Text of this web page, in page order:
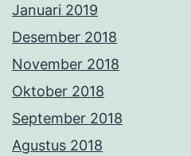
Januari 2019
Desember 2018
November 2018
Oktober 2018
September 2018
Agustus 2018